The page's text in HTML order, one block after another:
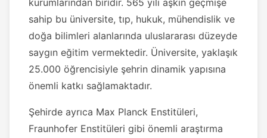
sahip bu üniversite, tıp, hukuk, mühendislik ve
doğa bilimleri alanlarında uluslararası düzeyde
saygın eğitim vermektedir. Üniversite, yaklaşık
25.000 öğrencisiyle şehrin dinamik yapısına
önemli katkı sağlamaktadır.
Şehirde ayrıca Max Planck Enstitüleri,
Fraunhofer Enstitüleri gibi önemli araştırma